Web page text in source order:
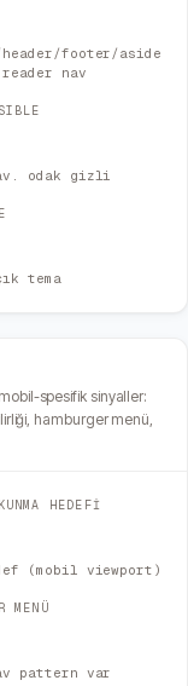
header/footer/aside
nav
odak gizli
tema
spesifik sinyaller:
hamburger menü,
HEDEFİ
(mobil viewport)
MENÜ
pattern var